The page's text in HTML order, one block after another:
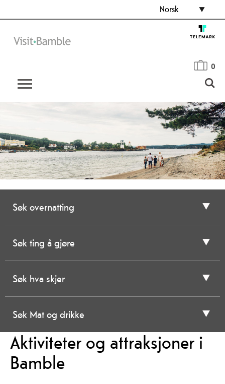
Norsk
0
Søk overnatting
Søk ting å gjøre
Søk hva skjer
Søk Mat og drikke
Aktiviteter og attraksjoner i
Bamble